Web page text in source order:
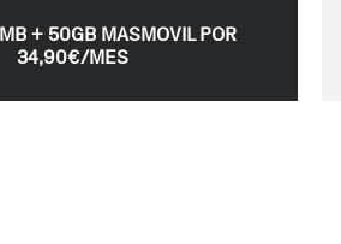
+ 50GB MASMOVIL POR
34,90€/MES